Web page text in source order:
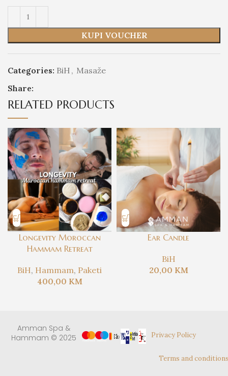
KUPI VOUCHER
Categories: BiH , Masaže
Share:
RELATED PRODUCTS
Longevity Moroccan
Hammam Retreat
BiH, Hammam, Paketi
400,00 KM
Ear Candle
BiH
20,00 KM
Amman Spa &
Hammam © 2025
Privacy Policy
Terms and